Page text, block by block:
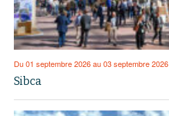
Du 01 septembre 2026 au 03 septembre 2026
Sibca